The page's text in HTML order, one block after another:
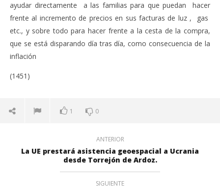
ayudar directamente a las familias para que puedan hacer
frente al incremento de precios en sus facturas de luz , gas
etc., y sobre todo para hacer frente a la cesta de la compra,
que se está disparando día tras día, como consecuencia de la
inflación
(1451)
1 0
ANTERIOR
La UE prestará asistencia geoespacial a Ucrania
desde Torrejón de Ardoz.
SIGUIENTE